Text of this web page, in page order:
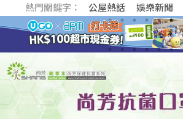
熱門關鍵字： 公屋熱話 娛樂新聞